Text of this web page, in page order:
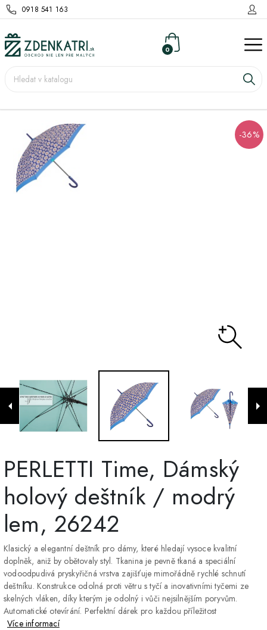
0918 541 163
0
-36%
PERLETTI Time, Dámský
holový deštník / modrý
lem, 26242
Klasický a elegantní deštník pro dámy, které hledají vysoce kvalitní
doplněk, aniž by obětovaly styl. Tkanina je pevně tkaná a speciální
vodoodpudivá pryskyřičná vrstva zajišťuje mimořádně rychlé schnutí
deštníku. Konstrukce odolná proti větru s tyčí a inovativními tyčemi ze
skelných vláken, díky kterým je odolný i vůči nejsilnějším poryvům.
Automatické otevírání. Perfektní dárek pro každou příležitost
Více informací